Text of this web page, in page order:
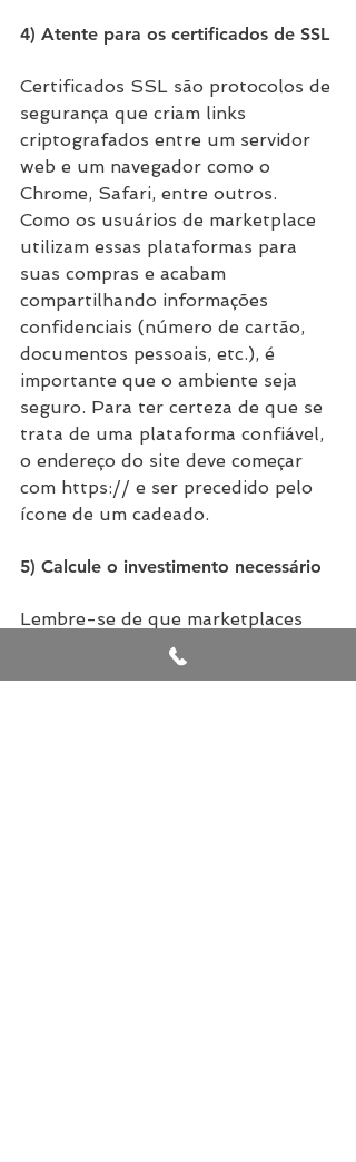
4) Atente para os certificados de SSL
Certificados SSL são protocolos de
segurança que criam links
criptografados entre um servidor
web e um navegador como o
Chrome, Safari, entre outros.
Como os usuários de marketplace
utilizam essas plataformas para
suas compras e acabam
compartilhando informações
confidenciais (número de cartão,
documentos pessoais, etc.), é
importante que o ambiente seja
seguro. Para ter certeza de que se
trata de uma plataforma confiável,
o endereço do site deve começar
com https:// e ser precedido pelo
ícone de um cadeado.
5) Calcule o investimento necessário
Lembre-se de que marketplaces
cobram taxas que impactam seu
lucro, por isso, verifique o quanto